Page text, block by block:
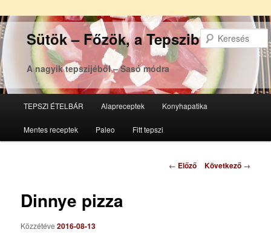
Sütök – Főzök, a Tepsziből
A nagyik tepszijéből – Sasó módra
Tovább
az
Tovább
a
TEPSZI ÉTELBÁR Alapreceptek Konyhapatika
Mentes receptek Paleo Fitt tepszi
Bejegyzés
← Előző Következő →
Dinnye pizza
Közzétéve2016-08-13